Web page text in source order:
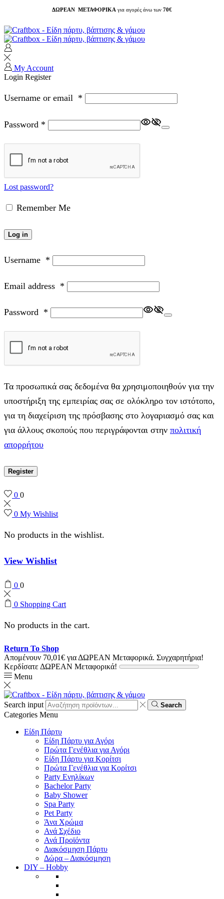
ΔΩΡΕΑΝ ΜΕΤΑΦΟΡΙΚΑ για αγορές άνω των 70€
My Account
Login Register
Username or email *
Password *
Lost password?
Remember Me
Log in
Username *
Email address *
Password *
Τα προσωπικά σας δεδομένα θα χρησιμοποιηθούν για την
υποστήριξη της εμπειρίας σας σε ολόκληρο τον ιστότοπο,
για τη διαχείριση της πρόσβασης στο λογαριασμό σας και
για άλλους σκοπούς που περιγράφονται στην πολιτική
απορρήτου
Register
0 0
0 My Wishlist
No products in the wishlist.
View Wishlist
0 0
0 Shopping Cart
No products in the cart.
Return To Shop
Απομένουν 70,01€ για ΔΩΡΕΑΝ Μεταφορικά. Συγχαρητήρια!
Κερδίσατε ΔΩΡΕΑΝ Μεταφορικά!
Menu
Search input Search
Categories Menu
Είδη Πάρτυ
Είδη Πάρτυ για Αγόρι
Πρώτα Γενέθλια για Αγόρι
Είδη Πάρτυ για Κορίτσι
Πρώτα Γενέθλια για Κορίτσι
Party Ενηλίκων
Bachelor Party
Baby Shower
Spa Party
Pet Party
Άνα Χρώμα
Ανά Σχέδιο
Ανά Προϊόντα
Διακόσμηση Πάρτυ
Δώρα – Διακόσμηση
DIY – Hobby